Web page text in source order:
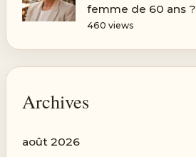
femme de 60 ans ?
460 views
Archives
août 2026